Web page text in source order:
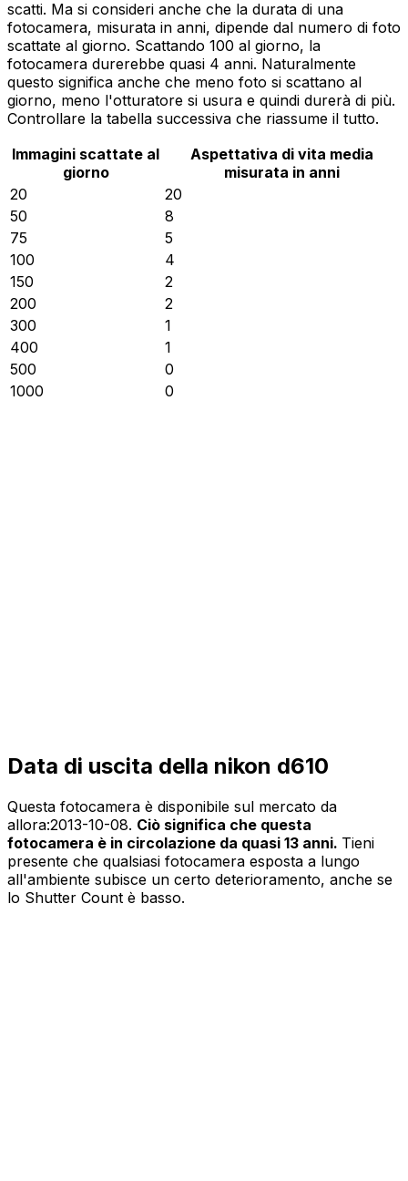
scatti. Ma si consideri anche che la durata di una
fotocamera, misurata in anni, dipende dal numero di foto
scattate al giorno. Scattando 100 al giorno, la
fotocamera durerebbe quasi 4 anni. Naturalmente
questo significa anche che meno foto si scattano al
giorno, meno l'otturatore si usura e quindi durerà di più.
Controllare la tabella successiva che riassume il tutto.
Immagini scattate al
giorno
Aspettativa di vita media
misurata in anni
20
20
50
8
75
5
100
4
150
2
200
2
300
1
400
1
500
0
1000
0
Data di uscita della nikon d610
Questa fotocamera è disponibile sul mercato da
allora:2013-10-08. Ciò significa che questa
fotocamera è in circolazione da quasi 13 anni. Tieni
presente che qualsiasi fotocamera esposta a lungo
all'ambiente subisce un certo deterioramento, anche se
lo Shutter Count è basso.